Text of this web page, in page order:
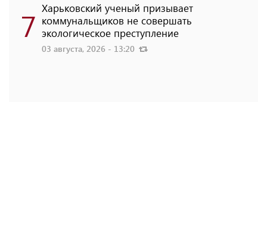
7 Харьковский ученый призывает
коммунальщиков не совершать
экологическое преступление
03 августа, 2026 - 13:20